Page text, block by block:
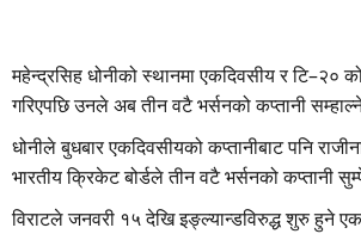
महेन्द्रसिह धोनीको स्थानमा एकदिवसीय र टि–२०
गरिएपछि उनले अब तीन वटै भर्सनको कप्तानी
धोनीले बुधबार एकदिवसीयको कप्तानीबाट पनि
भारतीय क्रिकेट बोर्डले तीन वटै भर्सनको कप्तानी
विराटले जनवरी १५ देखि इङ्ल्यान्डविरुद्ध शुरु हुने